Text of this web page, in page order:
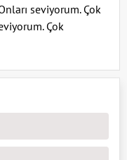
seviyorum. Çok
Çok